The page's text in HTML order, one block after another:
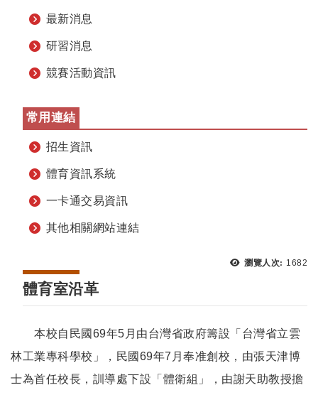
最新消息
研習消息
競賽活動資訊
常用連結
招生資訊
體育資訊系統
一卡通交易資訊
其他相關網站連結
瀏覽人次: 瀏覽
1682
體育室沿革
本校自民國69年5月由台灣省政府籌設「台灣省立雲
林工業專科學校」，民國69年7月奉准創校，由張天津博
士為首任校長，訓導處下設「體衛組」，由謝天助教授擔